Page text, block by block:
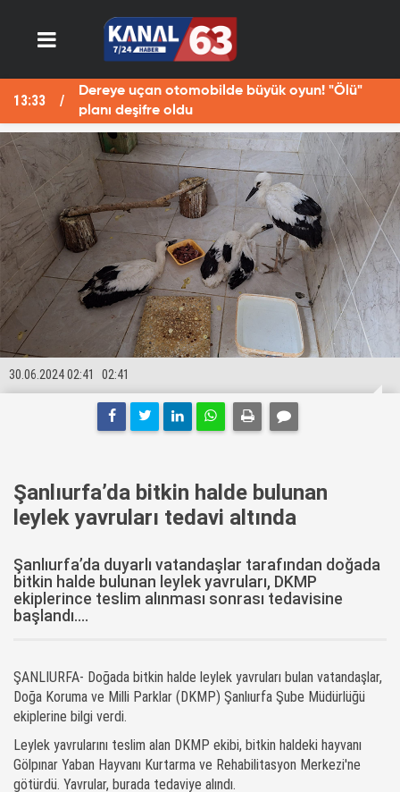
13:33
Dereye uçan otomobilde büyük oyun! "Ölü"
planı deşifre oldu
02:41
30.06.2024 02:41
Şanlıurfa’da bitkin halde bulunan
leylek yavruları tedavi altında
Şanlıurfa’da duyarlı vatandaşlar tarafından doğada
bitkin halde bulunan leylek yavruları, DKMP
ekiplerince teslim alınması sonrası tedavisine
başlandı....
ŞANLIURFA- Doğada bitkin halde leylek yavruları bulan vatandaşlar,
Doğa Koruma ve Milli Parklar (DKMP) Şanlıurfa Şube Müdürlüğü
ekiplerine bilgi verdi.
Leylek yavrularını teslim alan DKMP ekibi, bitkin haldeki hayvanı
Gölpınar Yaban Hayvanı Kurtarma ve Rehabilitasyon Merkezi'ne
götürdü. Yavrular, burada tedaviye alındı.